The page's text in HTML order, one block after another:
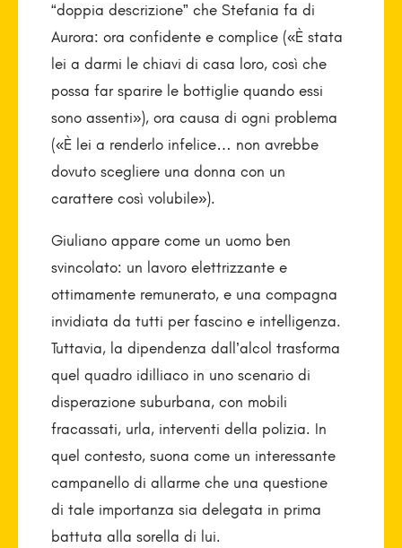
“doppia descrizione” che Stefania fa di
Aurora: ora confidente e complice («È stata
lei a darmi le chiavi di casa loro, così che
possa far sparire le bottiglie quando essi
sono assenti»), ora causa di ogni problema
(«È lei a renderlo infelice… non avrebbe
dovuto scegliere una donna con un
carattere così volubile»).
Giuliano appare come un uomo ben
svincolato: un lavoro elettrizzante e
ottimamente remunerato, e una compagna
invidiata da tutti per fascino e intelligenza.
Tuttavia, la dipendenza dall’alcol trasforma
quel quadro idilliaco in uno scenario di
disperazione suburbana, con mobili
fracassati, urla, interventi della polizia. In
quel contesto, suona come un interessante
campanello di allarme che una questione
di tale importanza sia delegata in prima
battuta alla sorella di lui.